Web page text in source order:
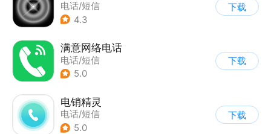
电话/短信
4.3
下载
满意网络电话
电话/短信
5.0
下载
电销精灵
电话/短信
5.0
下载